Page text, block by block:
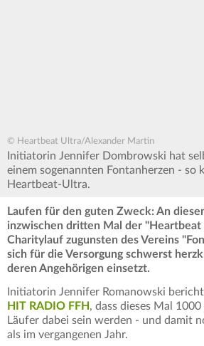
© Heartbeat Ultra/Alexander Martin
Initiatorin Jennifer Dombrowski hat
einem sogenannten Fontanherzen - so
Heartbeat-Ultra.
Laufen für den guten Zweck: An
inzwischen dritten Mal der
Charitylauf zugunsten des Vereins
sich für die Versorgung schwerst
deren Angehörigen einsetzt.
Initiatorin Jennifer Romanowski
HIT RADIO FFH , dass dieses Mal
Läufer dabei sein werden - und damit
als im vergangenen Jahr.